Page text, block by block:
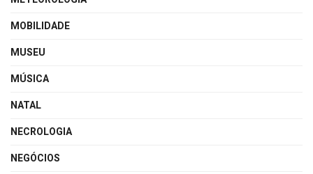
MOBILIDADE
MUSEU
MÚSICA
NATAL
NECROLOGIA
NEGÓCIOS